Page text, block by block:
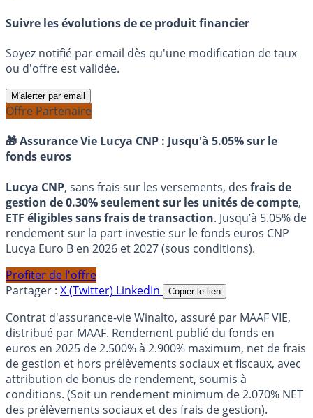
Suivre les évolutions de ce produit financier
Soyez notifié par email dès qu'une modification de taux
ou d'offre est validée.
M'alerter par email
Offre Partenaire
🎁 Assurance Vie Lucya CNP : Jusqu'à 5.05% sur le
fonds euros
Lucya CNP, sans frais sur les versements, des frais de
gestion de 0.30% seulement sur les unités de compte,
ETF éligibles sans frais de transaction. Jusqu’à 5.05% de
rendement sur la part investie sur le fonds euros CNP
Lucya Euro B en 2026 et 2027 (sous conditions).
Profiter de l'offre
Partager : X (Twitter) LinkedIn Copier le lien
Contrat d'assurance-vie Winalto, assuré par MAAF VIE,
distribué par MAAF. Rendement publié du fonds en
euros en 2025 de 2.500% à 2.900% maximum, net de frais
de gestion et hors prélèvements sociaux et fiscaux, avec
attribution de bonus de rendement, soumis à
conditions. (Soit un rendement minimum de 2.070% NET
des prélèvements sociaux et des frais de gestion).